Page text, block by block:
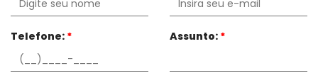
Telefone: * Assunto: *